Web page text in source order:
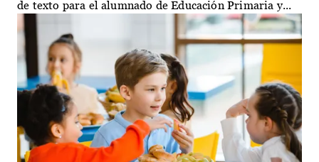
de texto para el alumnado de Educación Primaria y...